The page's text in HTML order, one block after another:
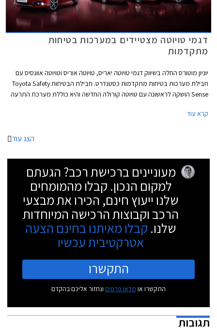
דגמי טויוטה מצטיידים במערכות בטיחות
מתקדמות
יוניון מוטורס החלה בשיווק דגמי טויוטה יאריס, טויוטה אוריס וטויוטה אוונסיס עם
חבילת מערכות בטיחות מתקדמות כסטנדרט. חבילת הבטיחות Toyota Safety
Sense הושקה לראשונה עם טויוטה קורולה החדשה והיא כוללת מערכת התרעה
אוטומטי בין תאורת מעבר לתאורת דרך למניעת סינוור נהגים אחרים. האוריס
מעתה עם חיישני גשם וטויוטה אוריס מקבלת שמשות אחוריות כהות ומושבים
קרא עוד
הצג עוד
מעוניינים ברכישת רכב? הגעתם
למקום הנכון. קבלו מהמומחים
שלנו ייעוץ חינם, הכירו את מבצעי
הרכב וקבוצות הרכישה המיוחדות
שלנו. קבלו מאיתנו בחינם הצעה
אטרקטיבית עכשיו
התקשרו
התקשרו או מלאו פרטים ונחזור אליכם בהקדם
תגובות